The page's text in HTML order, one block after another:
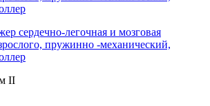
сердечно-легочная и мозговая
пружинно -механический,
II